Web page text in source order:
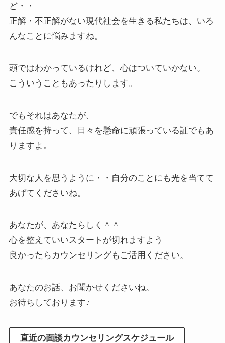
ど・・
正解・不正解がない現代社会を生きる私たちは、いろ
んなことに悩みますね。
頭ではわかっているけれど、心はついていかない。
こういうこともあったりします。
でもそれはあなたが、
責任感を持って、日々を懸命に頑張っている証でもあ
りますよ。
大切な人を思うように・・自分のことにも光を当てて
あげてくださいね。
あなたが、あなたらしく＾＾
心を整えていいスタートが切れますよう
良かったらカウンセリングもご活用ください。
あなたのお話、お聞かせくださいね。
お待ちしております♪
直近の面談カウンセリングスケジュール